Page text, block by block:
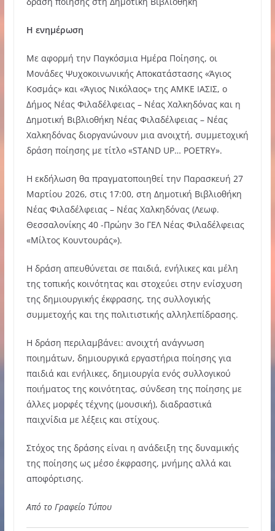
Η ενημέρωση
Με αφορμή την Παγκόσμια Ημέρα Ποίησης, οι
Μονάδες Ψυχοκοινωνικής Αποκατάστασης «Άγιος
Κοσμάς» και «Άγιος Νικόλαος» της ΑΜΚΕ ΙΑΣΙΣ, ο
Δήμος Νέας Φιλαδέλφειας – Νέας Χαλκηδόνας και η
Δημοτική Βιβλιοθήκη Νέας Φιλαδέλφειας – Νέας
Χαλκηδόνας διοργανώνουν μια ανοιχτή, συμμετοχική
δράση ποίησης με τίτλο «STAND UP… POETRY».
Η εκδήλωση θα πραγματοποιηθεί την Παρασκευή 27
Μαρτίου 2026, στις 17:00, στη Δημοτική Βιβλιοθήκη
Νέας Φιλαδέλφειας – Νέας Χαλκηδόνας (Λεωφ.
Θεσσαλονίκης 40 -Πρώην 3ο ΓΕΛ Νέας Φιλαδέλφειας
«Μίλτος Κουντουράς»).
Η δράση απευθύνεται σε παιδιά, ενήλικες και μέλη
της τοπικής κοινότητας και στοχεύει στην ενίσχυση
της δημιουργικής έκφρασης, της συλλογικής
συμμετοχής και της πολιτιστικής αλληλεπίδρασης.
Η δράση περιλαμβάνει: ανοιχτή ανάγνωση
ποιημάτων, δημιουργικά εργαστήρια ποίησης για
παιδιά και ενήλικες, δημιουργία ενός συλλογικού
ποιήματος της κοινότητας, σύνδεση της ποίησης με
άλλες μορφές τέχνης (μουσική), διαδραστικά
παιχνίδια με λέξεις και στίχους.
Στόχος της δράσης είναι η ανάδειξη της δυναμικής
της ποίησης ως μέσο έκφρασης, μνήμης αλλά και
αποφόρτισης.
Από το Γραφείο Τύπου